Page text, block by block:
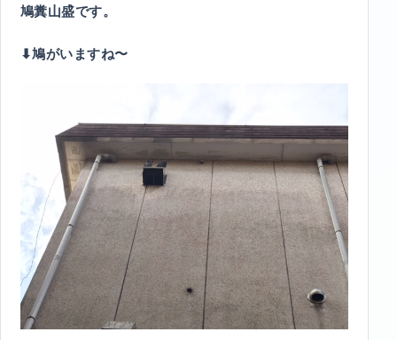
鳩糞山盛です。
⬇︎鳩がいますね〜